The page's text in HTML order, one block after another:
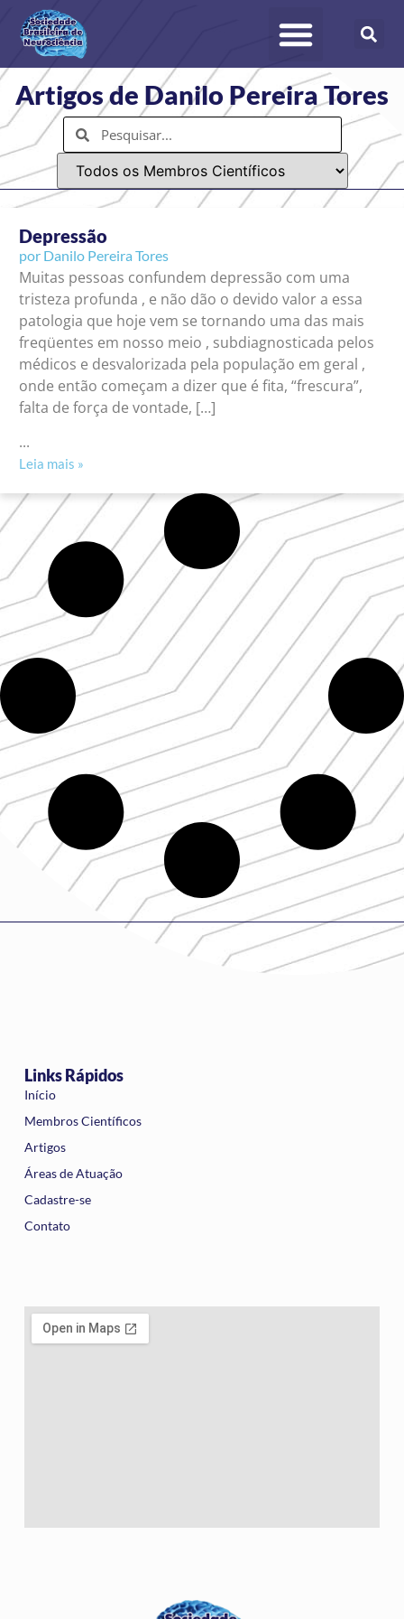
Artigos de Danilo Pereira Tores
Depressão
por Danilo Pereira Tores
Muitas pessoas confundem depressão com uma
tristeza profunda , e não dão o devido valor a essa
patologia que hoje vem se tornando uma das mais
freqüentes em nosso meio , subdiagnosticada pelos
médicos e desvalorizada pela população em geral ,
onde então começam a dizer que é fita, “frescura”,
falta de força de vontade, […]
...
Leia mais »
Links Rápidos
Início
Membros Científicos
Artigos
Áreas de Atuação
Cadastre-se
Contato